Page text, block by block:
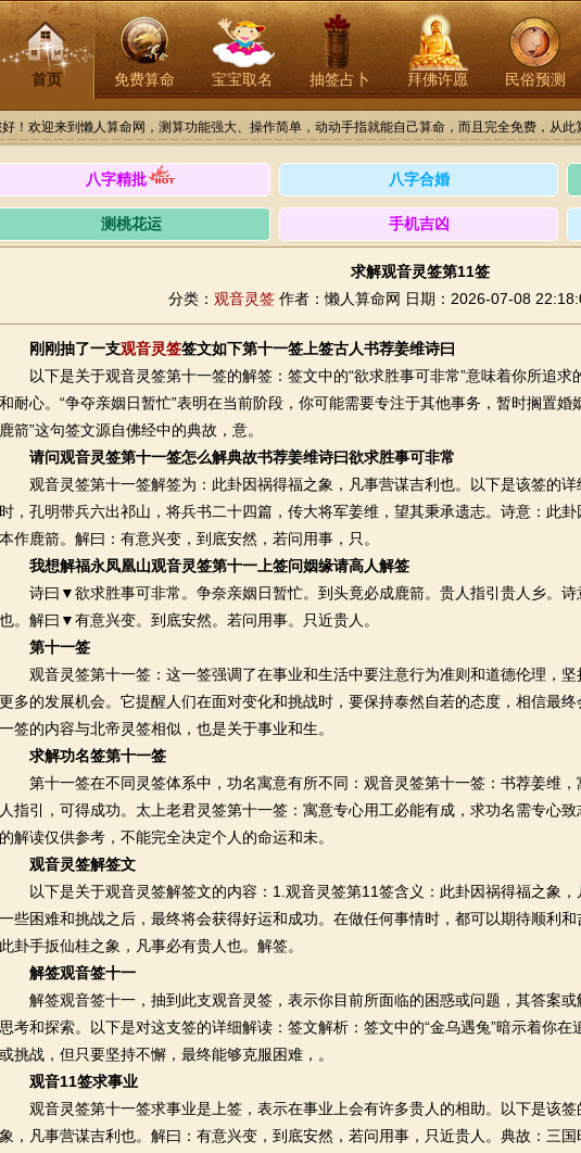
首页 免费算命 宝宝取名 抽签占卜 拜佛许愿 民俗预测
！欢迎来到懒人算命网，测算功能强大、操作简单，动动手指就能自己算命，而且完全免费，从此
八字精批 八字合婚
测桃花运 手机吉凶
求解观音灵签第11签
分类： 观音灵签 作者：懒人算命网 日期：2026-07-08
刚刚抽了一支观音灵签签文如下第十一签上签古人书荐姜维诗曰
以下是关于观音灵签第十一签的解签：签文中的“欲求胜事可非常”意味着你所追求
和耐心。“争夺亲姻日暂忙”表明在当前阶段，你可能需要专注于其他事务，暂时搁置
鹿箭”这句签文源自佛经中的典故，意。
请问观音灵签第十一签怎么解典故书荐姜维诗曰欲求胜事可非常
观音灵签第十一签解签为：此卦因祸得福之象，凡事营谋吉利也。以下是该签的详
时，孔明带兵六出祁山，将兵书二十四篇，传大将军姜维，望其秉承遗志。诗意：此
本作鹿箭。解曰：有意兴变，到底安然，若问用事，只。
我想解福永凤凰山观音灵签第十一上签问姻缘请高人解签
诗曰▼欲求胜事可非常。争奈亲姻日暂忙。到头竟必成鹿箭。贵人指引贵人乡。诗
也。解曰▼有意兴变。到底安然。若问用事。只近贵人。
第十一签
观音灵签第十一签：这一签强调了在事业和生活中要注意行为准则和道德伦理，坚
更多的发展机会。它提醒人们在面对变化和挑战时，要保持泰然自若的态度，相信最
一签的内容与北帝灵签相似，也是关于事业和生。
求解功名签第十一签
第十一签在不同灵签体系中，功名寓意有所不同：观音灵签第十一签：书荐姜维，
人指引，可得成功。太上老君灵签第十一签：寓意专心用工必能有成，求功名需专心
的解读仅供参考，不能完全决定个人的命运和未。
观音灵签解签文
以下是关于观音灵签解签文的内容：1.观音灵签第11签含义：此卦因祸得福之象，
一些困难和挑战之后，最终将会获得好运和成功。在做任何事情时，都可以期待顺利
此卦手扳仙桂之象，凡事必有贵人也。解签。
解签观音签十一
解签观音签十一，抽到此支观音灵签，表示你目前所面临的困惑或问题，其答案或
思考和探索。以下是对这支签的详细解读：签文解析：签文中的“金乌遇兔”暗示着你
或挑战，但只要坚持不懈，最终能够克服困难，。
观音11签求事业
观音灵签第十一签求事业是上签，表示在事业上会有许多贵人的相助。以下是该签
象，凡事营谋吉利也。解曰：有意兴变，到底安然，若问用事，只近贵人。典故：三